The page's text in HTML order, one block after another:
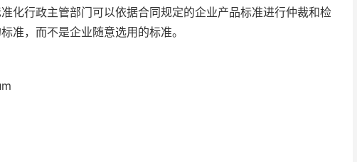
化行政主管部门可以依据合同规定的企业产品标准进行仲裁和检
准，而不是企业随意选用的标准。